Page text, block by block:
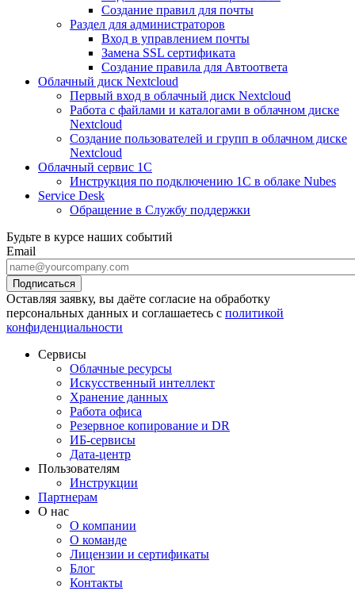
Создание правил для почты
Раздел для администраторов
Вход в управлением почты
Замена SSL сертификата
Создание правила для Автоответа
Облачный диск Nextcloud
Первый вход в облачный диск Nextcloud
Работа с файлами и каталогами в облачном диске
Nextcloud
Создание пользователей и групп в облачном диске
Nextcloud
Облачный сервис 1С
Инструкция по подключению 1С в облаке Nubes
Service Desk
Обращение в Службу поддержки
Будьте в курсе наших событий
Email
Оставляя заявку, вы даёте согласие на обработку
персональных данных и соглашаетесь с политикой
конфиденциальности
Сервисы
Облачные ресурсы
Искусственный интеллект
Хранение данных
Работа офиса
Резервное копирование и DR
ИБ-сервисы
Дата-центр
Пользователям
Инструкции
Партнерам
О нас
О компании
О команде
Лицензии и сертификаты
Блог
Контакты